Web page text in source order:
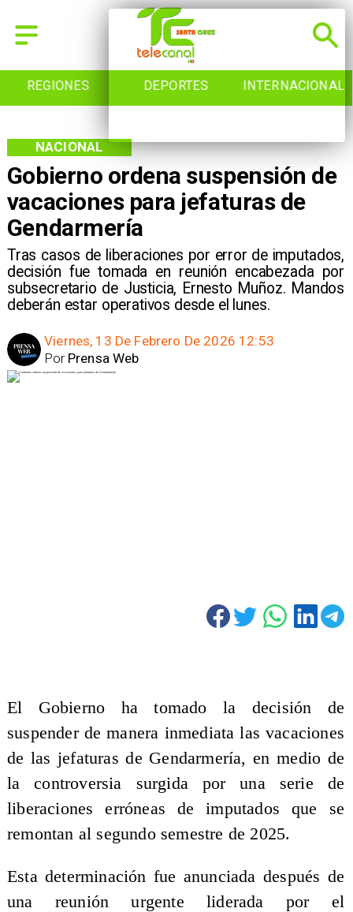
REGIONES DEPORTES INTERNACIONAL
Gobierno ordena suspensión de
vacaciones para jefaturas de
Gendarmería
Tras casos de liberaciones por error de imputados,
decisión fue tomada en reunión encabezada por
subsecretario de Justicia, Ernesto Muñoz. Mandos
deberán estar operativos desde el lunes.
NACIONAL
Viernes, 13 De Febrero De 2026 12:53
Prensa Web
Por
El Gobierno ha tomado la decisión de
suspender de manera inmediata las vacaciones
de las jefaturas de Gendarmería, en medio de
la controversia surgida por una serie de
liberaciones erróneas de imputados que se
remontan al segundo semestre de 2025.
Esta determinación fue anunciada después de
una reunión urgente liderada por el